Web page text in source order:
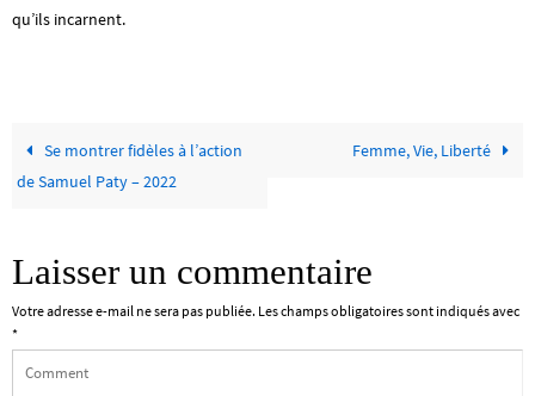
qu’ils incarnent.
Se montrer fidèles à l’action
de Samuel Paty – 2022
Femme, Vie, Liberté
Laisser un commentaire
Votre adresse e-mail ne sera pas publiée. Les champs obligatoires sont indiqués avec
*